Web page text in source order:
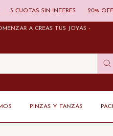
3 CUOTAS SIN INTERES 20% OFF
A CREAS TUS JOYAS -
PINZAS Y TANZAS